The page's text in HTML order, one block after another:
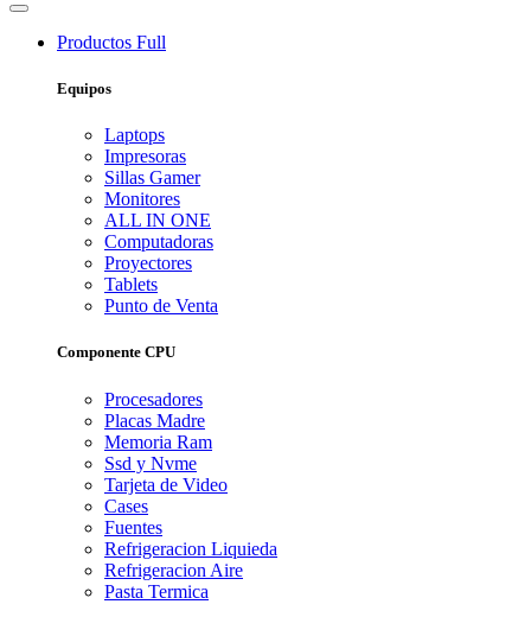
Productos Full
Equipos
Laptops
Impresoras
Sillas Gamer
Monitores
ALL IN ONE
Computadoras
Proyectores
Tablets
Punto de Venta
Componente CPU
Procesadores
Placas Madre
Memoria Ram
Ssd y Nvme
Tarjeta de Video
Cases
Fuentes
Refrigeracion Liquieda
Refrigeracion Aire
Pasta Termica